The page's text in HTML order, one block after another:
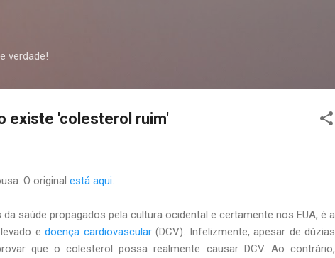
verdade!
existe 'colesterol ruim'
O original está aqui
saúde propagados pela cultura ocidental e certamente nos EUA, é a
edoença cardiovascular(DCV). Infelizmente, apesar de dúzias
que o colesterol possa realmente causar DCV. Ao contrário,